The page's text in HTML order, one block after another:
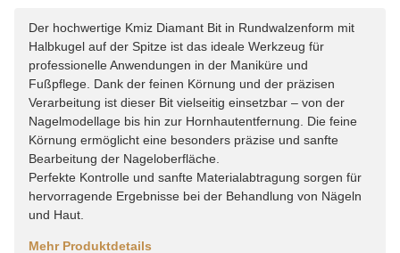
Der hochwertige Kmiz Diamant Bit in Rundwalzenform mit
Halbkugel auf der Spitze ist das ideale Werkzeug für
professionelle Anwendungen in der Maniküre und
Fußpflege. Dank der feinen Körnung und der präzisen
Verarbeitung ist dieser Bit vielseitig einsetzbar – von der
Nagelmodellage bis hin zur Hornhautentfernung. Die feine
Körnung ermöglicht eine besonders präzise und sanfte
Bearbeitung der Nageloberfläche.
Perfekte Kontrolle und sanfte Materialabtragung sorgen für
hervorragende Ergebnisse bei der Behandlung von Nägeln
und Haut.
Mehr Produktdetails